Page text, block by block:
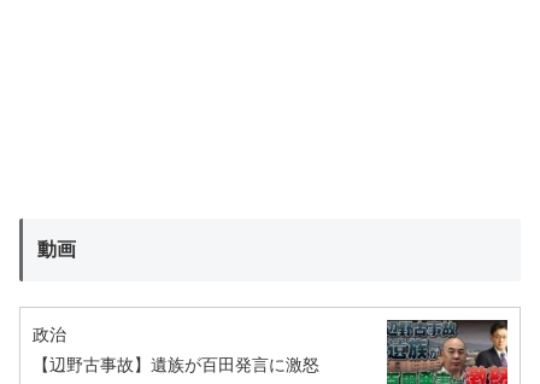
動画
政治
【辺野古事故】遺族が百田発言に激怒